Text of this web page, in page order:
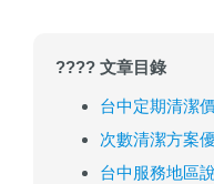
???? 文章目錄
台中定期清潔
次數清潔方案
台中服務地區